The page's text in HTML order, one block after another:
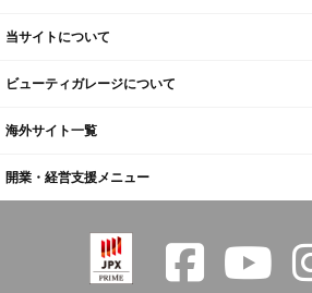
当サイトについて
ビューティガレージについて
海外サイト一覧
開業・経営支援メニュー